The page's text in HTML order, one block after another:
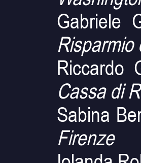
Gabriele
Risparmio
Riccardo
Cassa di
Sabina
Firenze